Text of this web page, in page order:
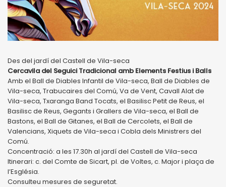
Des del jardí del Castell de Vila-seca
Cercavila del Seguici Tradicional amb Elements Festius i Balls
Amb el Ball de Diables Infantil de Vila-seca, Ball de Diables de
Vila-seca, Trabucaires del Comú, Va de Vent, Cavall Alat de
Vila-seca, Txaranga Band Tocats, el Basilisc Petit de Reus, el
Basilisc de Reus, Gegants i Grallers de Vila-seca, el Ball de
Bastons, el Ball de Gitanes, el Ball de Cercolets, el Ball de
Valencians, Xiquets de Vila-seca i Cobla dels Ministrers del
Comú.
Concentració: a les 17.30h al jardí del Castell de Vila-seca
Itinerari: c. del Comte de Sicart, pl. de Voltes, c. Major i plaça de
l’Església.
Consulteu mesures de seguretat.